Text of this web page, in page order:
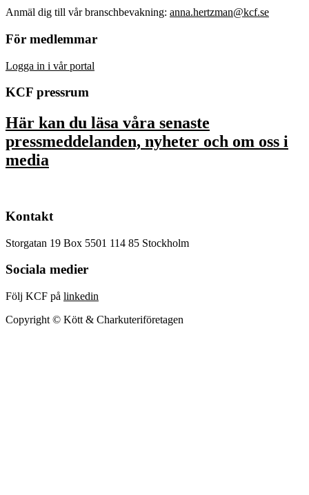
Anmäl dig till vår branschbevakning: anna.hertzman@kcf.se
För medlemmar
Logga in i vår portal
KCF pressrum
Här kan du läsa våra senaste
pressmeddelanden, nyheter och om oss i
media
Kontakt
Storgatan 19 Box 5501 114 85 Stockholm
Sociala medier
Följ KCF på linkedin
Copyright © Kött & Charkuteriföretagen